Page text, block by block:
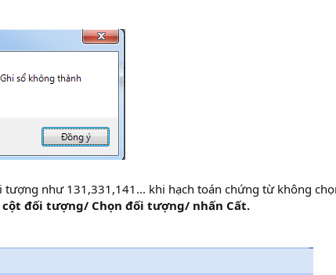
tượng như 131,331,141... khi hạch toán chứng từ không
cột đối tượng/ Chọn đối tượng/ nhấn Cất.